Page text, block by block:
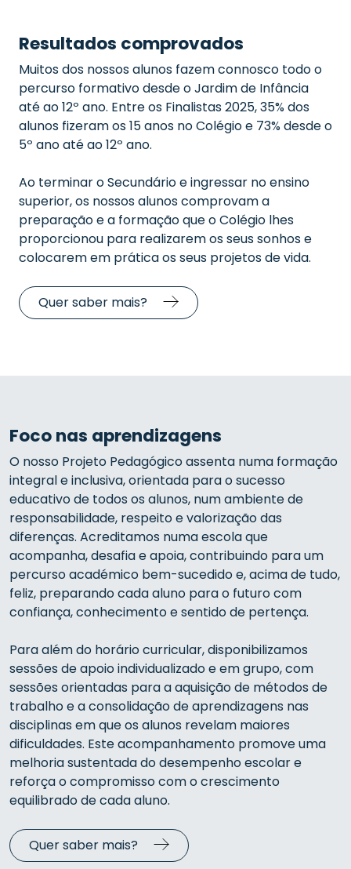
Resultados comprovados
Muitos dos nossos alunos fazem connosco todo o
percurso formativo desde o Jardim de Infância
até ao 12º ano. Entre os Finalistas 2025, 35% dos
alunos fizeram os 15 anos no Colégio e 73% desde o
5º ano até ao 12º ano.
Ao terminar o Secundário e ingressar no ensino
superior, os nossos alunos comprovam a
preparação e a formação que o Colégio lhes
proporcionou para realizarem os seus sonhos e
colocarem em prática os seus projetos de vida.
Quer saber mais?
Foco nas aprendizagens
O nosso Projeto Pedagógico assenta numa formação
integral e inclusiva, orientada para o sucesso
educativo de todos os alunos, num ambiente de
responsabilidade, respeito e valorização das
diferenças. Acreditamos numa escola que
acompanha, desafia e apoia, contribuindo para um
percurso académico bem-sucedido e, acima de tudo,
feliz, preparando cada aluno para o futuro com
confiança, conhecimento e sentido de pertença.
Para além do horário curricular, disponibilizamos
sessões de apoio individualizado e em grupo, com
sessões orientadas para a aquisição de métodos de
trabalho e a consolidação de aprendizagens nas
disciplinas em que os alunos revelam maiores
dificuldades. Este acompanhamento promove uma
melhoria sustentada do desempenho escolar e
reforça o compromisso com o crescimento
equilibrado de cada aluno.
Quer saber mais?